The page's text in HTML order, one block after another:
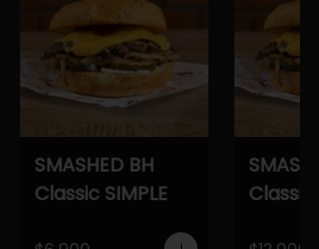
SMASHED BH
Classic SIMPLE
Classic